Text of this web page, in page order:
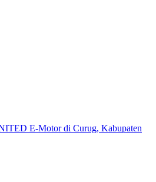
E-Motor di Curug, Kabupaten